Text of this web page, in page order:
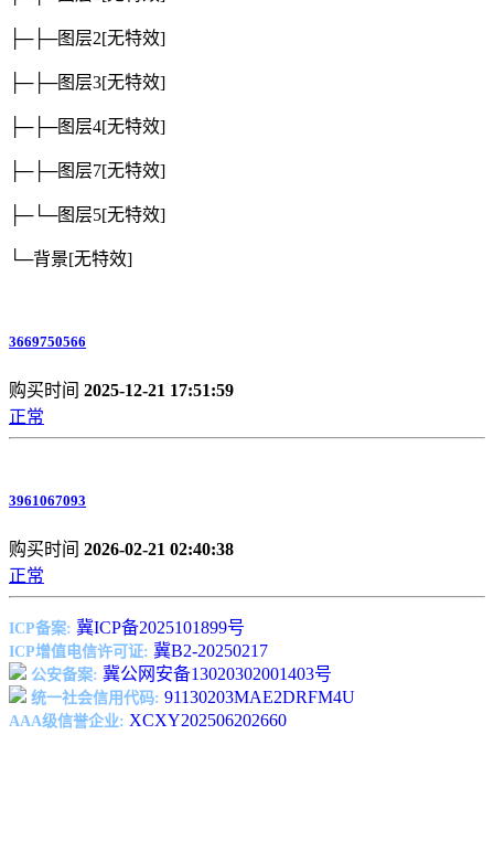
├─├─图层2[无特效]
├─├─图层3[无特效]
├─├─图层4[无特效]
├─├─图层7[无特效]
├─└─图层5[无特效]
└─背景[无特效]
3669750566
购买时间 2025-12-21 17:51:59
正常
3961067093
购买时间 2026-02-21 02:40:38
正常
ICP备案: 冀ICP备2025101899号
ICP增值电信许可证: 冀B2-20250217
公安备案: 冀公网安备13020302001403号
统一社会信用代码: 91130203MAE2DRFM4U
AAA级信誉企业: XCXY202506202660